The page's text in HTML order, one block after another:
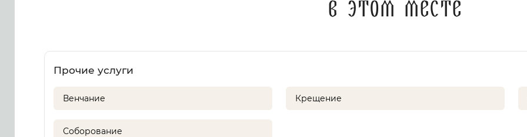
в этом месте
Прочие услуги
Венчание Крещение
Соборование